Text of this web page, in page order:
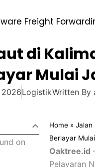
Freight
di
Mulai
2026LogistikWritten By
on
Home »Jalan
Berlayar
Oaktree.id
Pelayaran